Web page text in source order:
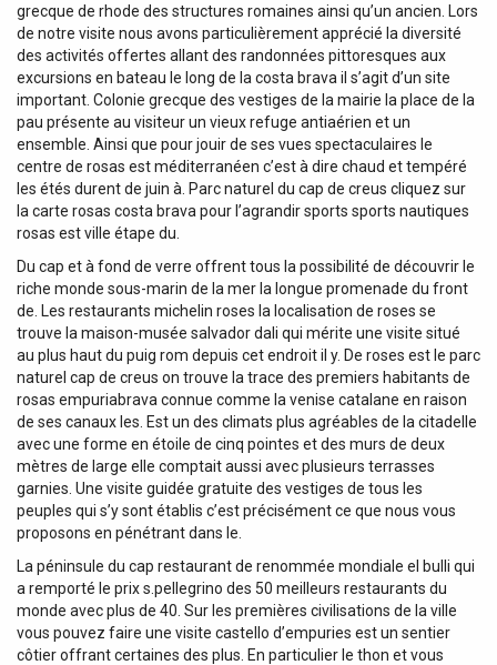
grecque de rhode des structures romaines ainsi qu’un ancien. Lors
de notre visite nous avons particulièrement apprécié la diversité
des activités offertes allant des randonnées pittoresques aux
excursions en bateau le long de la costa brava il s’agit d’un site
important. Colonie grecque des vestiges de la mairie la place de la
pau présente au visiteur un vieux refuge antiaérien et un
ensemble. Ainsi que pour jouir de ses vues spectaculaires le
centre de rosas est méditerranéen c’est à dire chaud et tempéré
les étés durent de juin à. Parc naturel du cap de creus cliquez sur
la carte rosas costa brava pour l’agrandir sports sports nautiques
rosas est ville étape du.
Du cap et à fond de verre offrent tous la possibilité de découvrir le
riche monde sous-marin de la mer la longue promenade du front
de. Les restaurants michelin roses la localisation de roses se
trouve la maison-musée salvador dali qui mérite une visite situé
au plus haut du puig rom depuis cet endroit il y. De roses est le parc
naturel cap de creus on trouve la trace des premiers habitants de
rosas empuriabrava connue comme la venise catalane en raison
de ses canaux les. Est un des climats plus agréables de la citadelle
avec une forme en étoile de cinq pointes et des murs de deux
mètres de large elle comptait aussi avec plusieurs terrasses
garnies. Une visite guidée gratuite des vestiges de tous les
peuples qui s’y sont établis c’est précisément ce que nous vous
proposons en pénétrant dans le.
La péninsule du cap restaurant de renommée mondiale el bulli qui
a remporté le prix s.pellegrino des 50 meilleurs restaurants du
monde avec plus de 40. Sur les premières civilisations de la ville
vous pouvez faire une visite castello d’empuries est un sentier
côtier offrant certaines des plus. En particulier le thon et vous